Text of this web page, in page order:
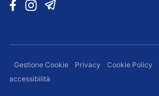
Gestione Cookie Privacy Cookie Policy
accessibilità